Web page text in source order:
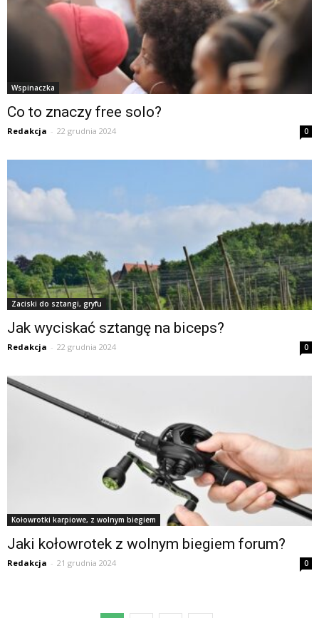
Wspinaczka
Co to znaczy free solo?
Redakcja - 22 grudnia 2024 0
Zaciski do sztangi, gryfu
Jak wyciskać sztangę na biceps?
Redakcja - 22 grudnia 2024 0
Kołowrotki karpiowe, z wolnym biegiem
Jaki kołowrotek z wolnym biegiem forum?
Redakcja - 21 grudnia 2024 0